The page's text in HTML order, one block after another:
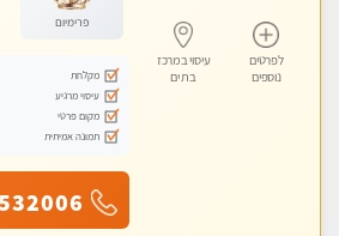
לפרטים
נוספים
עיסוי במרכז
בת ים
פרימיום
מקלחת
עיסוי מרגיע
מקום פרטי
תמונה אמיתית